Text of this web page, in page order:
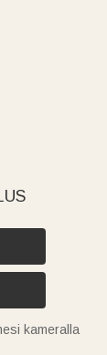
kameralla